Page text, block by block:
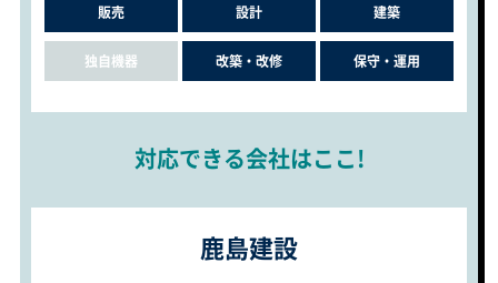
販売 設計 建築
独自機器 改築・改修 保守・運用
対応できる会社はここ!
鹿島建設